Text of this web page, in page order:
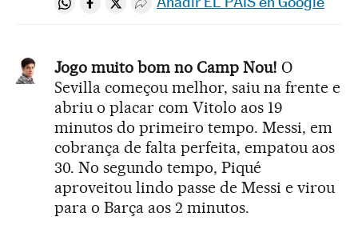
Compartir en Whatsapp
Compartir en Facebook
Compartir en Twitter
Desplegar Redes Sociales
Jogo muito bom no Camp Nou! O
Sevilla começou melhor, saiu na frente e
abriu o placar com Vitolo aos 19
minutos do primeiro tempo. Messi, em
cobrança de falta perfeita, empatou aos
30. No segundo tempo, Piqué
aproveitou lindo passe de Messi e virou
para o Barça aos 2 minutos.